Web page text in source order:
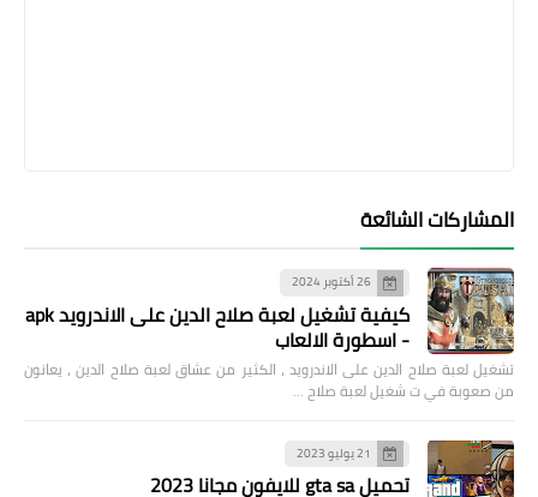
المشاركات الشائعة
26 أكتوبر 2024
كيفية تشغيل لعبة صلاح الدين على الاندرويد apk
- اسطورة الالعاب
تشغيل لعبة صلاح الدين على الاندرويد ، الكثير من عشاق لعبة صلاح الدين ، يعانون
من صعوبة في ت شغيل لعبة صلاح …
21 يوليو 2023
تحميل gta sa للايفون مجانا 2023